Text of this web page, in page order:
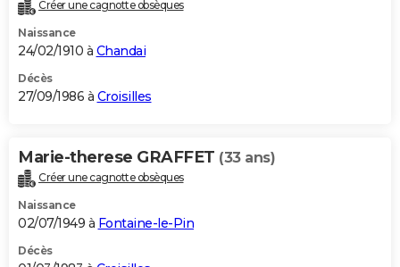
Créer une cagnotte obsèques
Naissance
24/02/1910 à Chandai
Décès
27/09/1986 à Croisilles
Marie-therese GRAFFET (33 ans)
Créer une cagnotte obsèques
Naissance
02/07/1949 à Fontaine-le-Pin
Décès